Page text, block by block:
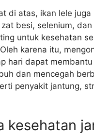
di atas, ikan lele juga
besi, selenium,
untuk kesehatan
karena itu,
hari dapat
dan mencegah
penyakit jantung,
kesehatan